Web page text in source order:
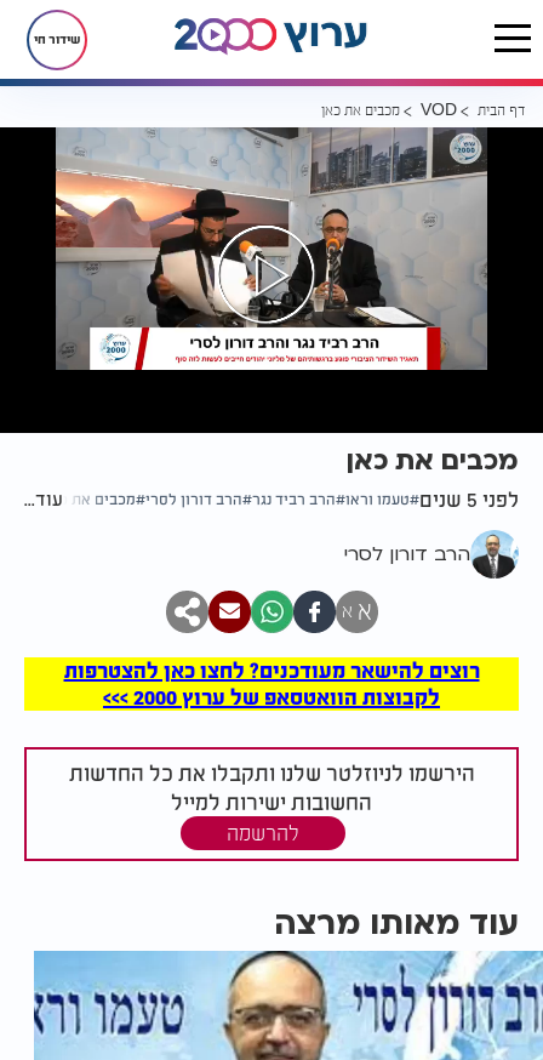
שידור חי
דף הבית VOD מכבים את כאן
מכבים את כאן
לפני 5 שנים טעמו וראו הרב רביד נגר הרב דורון לסרי מכבים את כאןעוד...
הרב דורון לסרי
א א
רוצים להישאר מעודכנים? לחצו כאן להצטרפות
לקבוצות הוואטסאפ של ערוץ 2000 >>>
הירשמו לניוזלטר שלנו ותקבלו את כל החדשות
החשובות ישירות למייל
להרשמה
עוד מאותו מרצה